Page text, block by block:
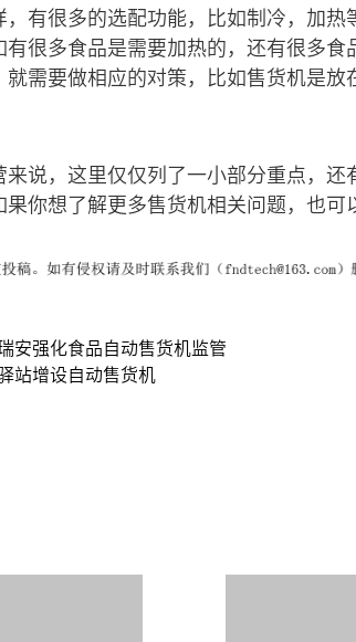
有很多的选配功能，比如制冷，加
很多食品是需要加热的，还有很多
需要做相应的对策，比如售货机是
说，这里仅仅列了一小部分重点，
你想了解更多售货机相关问题，也可
安强化食品自动售货机监管
站增设自动售货机